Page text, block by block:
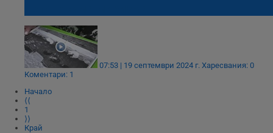
07:53 | 19 септември 2024 г. Харесвания: 0
Коментари: 1
Начало
⟨⟨
1
⟩⟩
Край